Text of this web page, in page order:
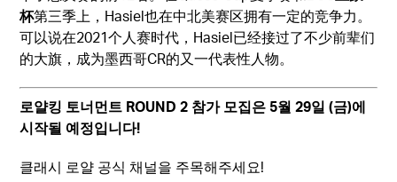
杯第三季上，Hasiel也在中北美赛区拥有一定的竞争力。
可以说在2021个人赛时代，Hasiel已经接过了不少前辈们
的大旗，成为墨西哥CR的又一代表性人物。
로얄킹 토너먼트 ROUND 2 참가 모집은 5월 29일 (금)에
시작될 예정입니다!
클래시 로얄 공식 채널을 주목해주세요!